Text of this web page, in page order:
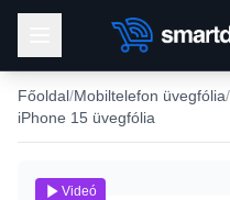
Főoldal Mobiltelefon üvegfólia
iPhone 15 üvegfólia
Videó